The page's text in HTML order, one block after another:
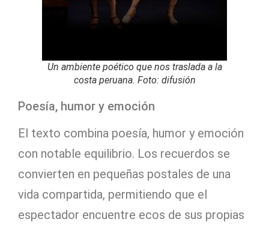
Un ambiente poético que nos traslada a la
costa peruana. Foto: difusión
Poesía, humor y emoción
El texto combina poesía, humor y emoción
con notable equilibrio. Los recuerdos se
convierten en pequeñas postales de una
vida compartida, permitiendo que el
espectador encuentre ecos de sus propias